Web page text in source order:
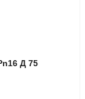
Д 75